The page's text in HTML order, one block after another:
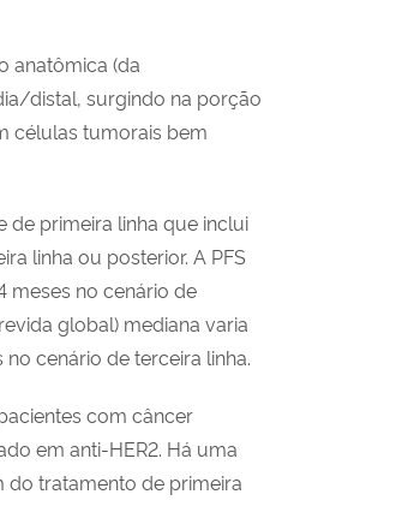
anatômica (da
distal, surgindo na porção
células tumorais bem
de primeira linha que inclui
linha ou posterior. A PFS
meses no cenário de
global) mediana varia
cenário de terceira linha.
com câncer
em anti-HER2. Há uma
do tratamento de primeira